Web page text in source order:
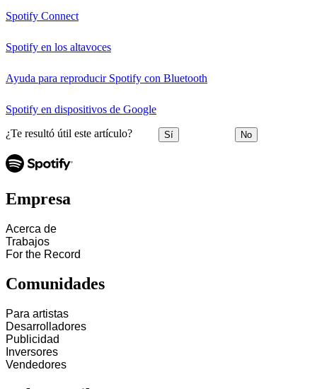
Spotify Connect
Spotify en los altavoces
Ayuda para reproducir Spotify con Bluetooth
Spotify en dispositivos de Google
¿Te resultó útil este artículo? Sí No
Empresa
Acerca de
Trabajos
For the Record
Comunidades
Para artistas
Desarrolladores
Publicidad
Inversores
Vendedores